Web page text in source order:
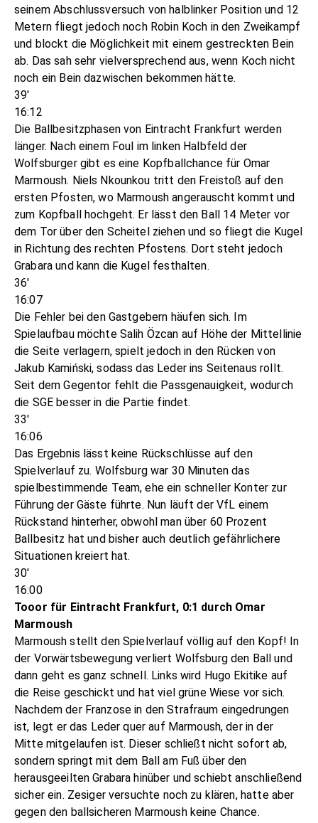
seinem Abschlussversuch von halblinker Position und 12
Metern fliegt jedoch noch Robin Koch in den Zweikampf
und blockt die Möglichkeit mit einem gestreckten Bein
ab. Das sah sehr vielversprechend aus, wenn Koch nicht
noch ein Bein dazwischen bekommen hätte.
39'
16:12
Die Ballbesitzphasen von Eintracht Frankfurt werden
länger. Nach einem Foul im linken Halbfeld der
Wolfsburger gibt es eine Kopfballchance für Omar
Marmoush. Niels Nkounkou tritt den Freistoß auf den
ersten Pfosten, wo Marmoush angerauscht kommt und
zum Kopfball hochgeht. Er lässt den Ball 14 Meter vor
dem Tor über den Scheitel ziehen und so fliegt die Kugel
in Richtung des rechten Pfostens. Dort steht jedoch
Grabara und kann die Kugel festhalten.
36'
16:07
Die Fehler bei den Gastgebern häufen sich. Im
Spielaufbau möchte Salih Özcan auf Höhe der Mittellinie
die Seite verlagern, spielt jedoch in den Rücken von
Jakub Kamiński, sodass das Leder ins Seitenaus rollt.
Seit dem Gegentor fehlt die Passgenauigkeit, wodurch
die SGE besser in die Partie findet.
33'
16:06
Das Ergebnis lässt keine Rückschlüsse auf den
Spielverlauf zu. Wolfsburg war 30 Minuten das
spielbestimmende Team, ehe ein schneller Konter zur
Führung der Gäste führte. Nun läuft der VfL einem
Rückstand hinterher, obwohl man über 60 Prozent
Ballbesitz hat und bisher auch deutlich gefährlichere
Situationen kreiert hat.
30'
16:00
Tooor für Eintracht Frankfurt, 0:1 durch Omar
Marmoush
Marmoush stellt den Spielverlauf völlig auf den Kopf! In
der Vorwärtsbewegung verliert Wolfsburg den Ball und
dann geht es ganz schnell. Links wird Hugo Ekitike auf
die Reise geschickt und hat viel grüne Wiese vor sich.
Nachdem der Franzose in den Strafraum eingedrungen
ist, legt er das Leder quer auf Marmoush, der in der
Mitte mitgelaufen ist. Dieser schließt nicht sofort ab,
sondern springt mit dem Ball am Fuß über den
herausgeeilten Grabara hinüber und schiebt anschließend
sicher ein. Zesiger versuchte noch zu klären, hatte aber
gegen den ballsicheren Marmoush keine Chance.